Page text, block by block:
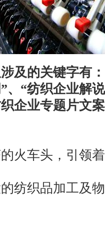
及的关键字有
、“纺织企业解
企业专题片文
车头，引领着
织品加工及物